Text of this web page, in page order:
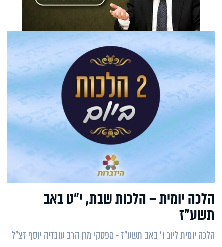
הלכה יומית – הלכות שבת, י"ט באב
תשע"ז
הלכה יומית ליום ו' באב תשע"ז - מפסקי מרן הרב עובדיה יוסף זצ"ל